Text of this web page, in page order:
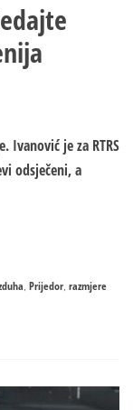
Ivanović je za RTRS
odsječeni, a
, Prijedor, razmjere